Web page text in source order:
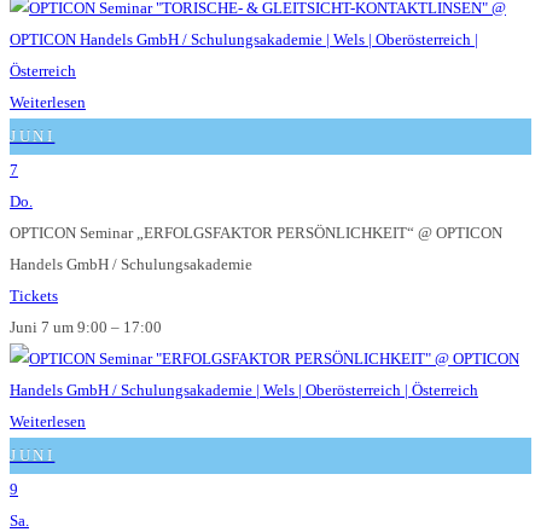
Weiterlesen
JUNI
7
Do.
OPTICON Seminar „ERFOLGSFAKTOR PERSÖNLICHKEIT“ @ OPTICON
Handels GmbH / Schulungsakademie
Tickets
Juni 7 um 9:00 – 17:00
Weiterlesen
JUNI
9
Sa.